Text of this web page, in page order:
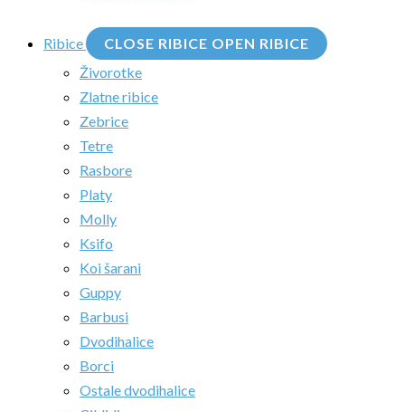
Ribice CLOSE RIBICE OPEN RIBICE
Živorotke
Zlatne ribice
Zebrice
Tetre
Rasbore
Platy
Molly
Ksifo
Koi šarani
Guppy
Barbusi
Dvodihalice
Borci
Ostale dvodihalice